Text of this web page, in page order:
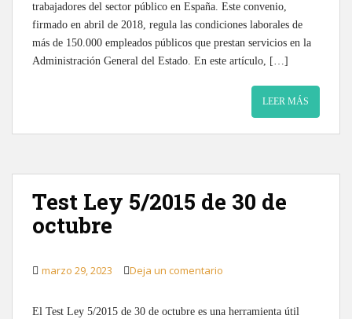
trabajadores del sector público en España. Este convenio,
firmado en abril de 2018, regula las condiciones laborales de
más de 150.000 empleados públicos que prestan servicios en la
Administración General del Estado. En este artículo, […]
LEER MÁS
Test Ley 5/2015 de 30 de
octubre
marzo 29, 2023 Deja un comentario
El Test Ley 5/2015 de 30 de octubre es una herramienta útil